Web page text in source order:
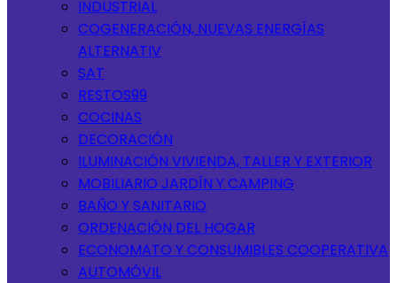
INDUSTRIAL
COGENERACIÓN, NUEVAS ENERGÍAS
ALTERNATIV
SAT
RESTOS99
COCINAS
DECORACIÓN
ILUMINACIÓN VIVIENDA, TALLER Y EXTERIOR
MOBILIARIO JARDÍN Y CAMPING
BAÑO Y SANITARIO
ORDENACIÓN DEL HOGAR
ECONOMATO Y CONSUMIBLES COOPERATIVA
AUTOMÓVIL